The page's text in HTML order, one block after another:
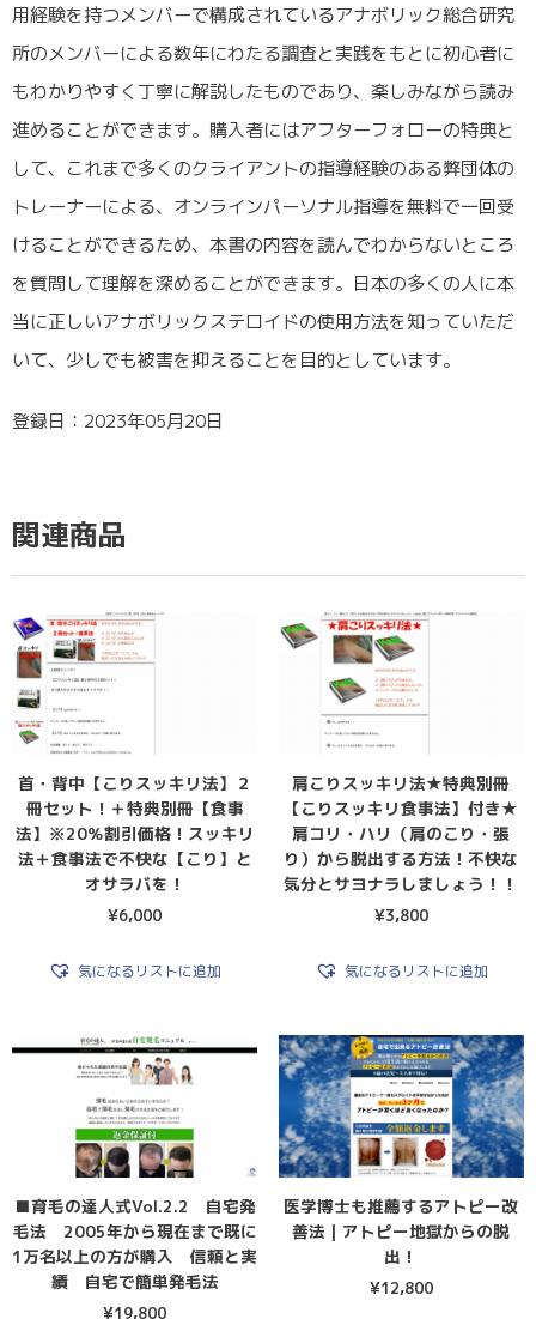
用経験を持つメンバーで構成されているアナボリック総合研究
所のメンバーによる数年にわたる調査と実践をもとに初心者に
もわかりやすく丁寧に解説したものであり、楽しみながら読み
進めることができます。購入者にはアフターフォローの特典と
して、これまで多くのクライアントの指導経験のある弊団体の
トレーナーによる、オンラインパーソナル指導を無料で一回受
けることができるため、本書の内容を読んでわからないところ
を質問して理解を深めることができます。日本の多くの人に本
当に正しいアナボリックステロイドの使用方法を知っていただ
いて、少しでも被害を抑えることを目的としています。
登録日：2023年05月20日
関連商品
首・背中【こりスッキリ法】２
冊セット！＋特典別冊【食事
法】※20％割引価格！スッキリ
法＋食事法で不快な【こり】と
オサラバを！
¥6,000
気になるリストに追加
肩こりスッキリ法★特典別冊
【こりスッキリ食事法】付き★
肩コリ・ハリ（肩のこり・張
り）から脱出する方法！不快な
気分とサヨナラしましょう！！
¥3,800
気になるリストに追加
■育毛の達人式Vol.2.2 自宅発
毛法 2005年から現在まで既に
1万名以上の方が購入 信頼と実
績 自宅で簡単発毛法
¥19,800
医学博士も推薦するアトピー改
善法｜アトピー地獄からの脱
出！
¥12,800